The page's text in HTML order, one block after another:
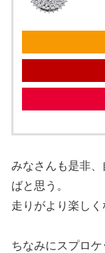
みなさんも是非
ばと思う。
走りがより楽しく
ちなみにスプロ